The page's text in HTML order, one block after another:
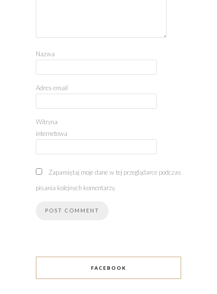
Nazwa
Adres email
Witryna
internetowa
Zapamiętaj moje dane w tej przeglądarce podczas
pisania kolejnych komentarzy.
FACEBOOK